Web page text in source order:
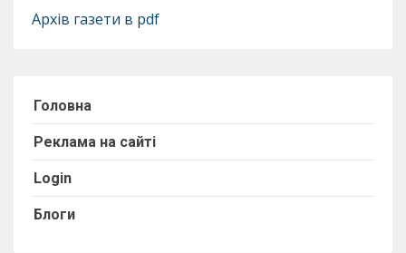
Архів газети в pdf
Головна
Реклама на сайті
Login
Блоги